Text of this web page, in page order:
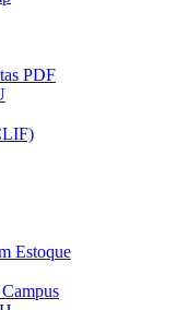
PDF
Estoque